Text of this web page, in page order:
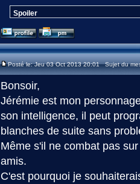
Spoiler
Posté le: Jeu 03 Oct 2013 20:01 Sujet du
Bonsoir,
Jérémie est mon
son intelligence, il peut
blanches de suite sans
Même s'il ne combat pas
amis.
C'est pourquoi je